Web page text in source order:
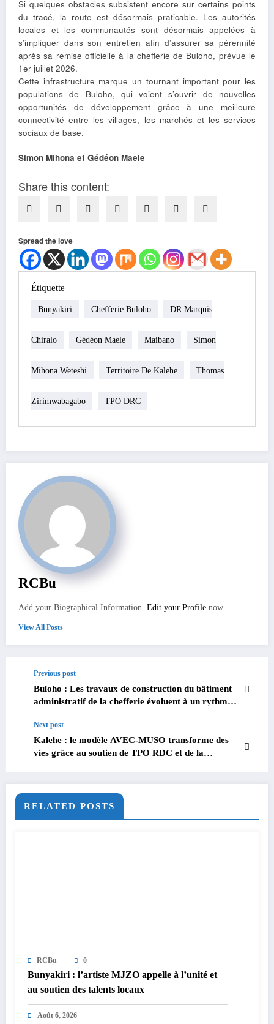
Si quelques obstacles subsistent encore sur certains points
du tracé, la route est désormais praticable. Les autorités
locales et les communautés sont désormais appelées à
s’impliquer dans son entretien afin d’assurer sa pérennité
après sa remise officielle à la chefferie de Buloho, prévue le
1er juillet 2026.
Cette infrastructure marque un tournant important pour les
populations de Buloho, qui voient s’ouvrir de nouvelles
opportunités de développement grâce à une meilleure
connectivité entre les villages, les marchés et les services
sociaux de base.
Simon Mihona et Gédéon Maele
Share this content:
Spread the love
Étiquette
Bunyakiri Chefferie Buloho DR Marquis
Chiralo Gédéon Maele Maibano Simon
Mihona Weteshi Territoire De Kalehe Thomas
Zirimwabagabo TPO DRC
RCBu
Add your Biographical Information. Edit your Profile now.
View All Posts
Previous post
Buloho : Les travaux de construction du bâtiment
administratif de la chefferie évoluent à un rythme
Next post
Kalehe : le modèle AVEC-MUSO transforme des
vies grâce au soutien de TPO RDC et de la
RELATED POSTS
RCBu 0
Bunyakiri : l’artiste MJZO appelle à l’unité et
au soutien des talents locaux
Août 6, 2026